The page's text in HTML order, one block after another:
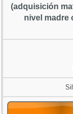
(adquisición
nivel madre